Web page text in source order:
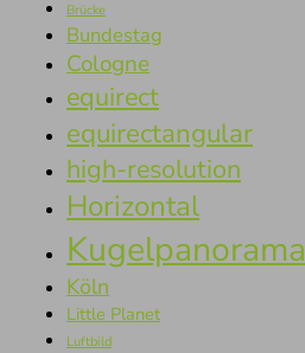
Brücke
Bundestag
Cologne
equirect
equirectangular
high-resolution
Horizontal
Kugelpanorama
Köln
Little Planet
Luftbild